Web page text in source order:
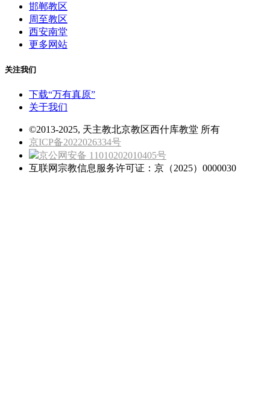
邯郸教区
周至教区
西安南堂
更多网站
关注我们
下载“万有真原”
关于我们
©2013-2025, 天主教北京教区西什库教堂 所有
京ICP备2022026334号
京公网安备 11010202010405号
互联网宗教信息服务许可证：京（2025）0000030